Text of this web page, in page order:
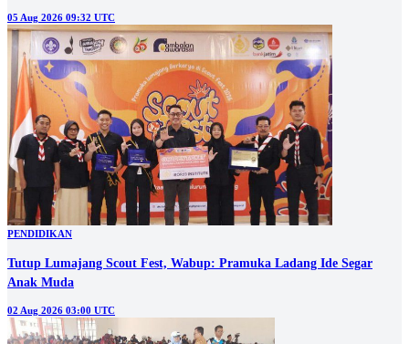
05 Aug 2026 09:32 UTC
PENDIDIKAN
Tutup Lumajang Scout Fest, Wabup: Pramuka Ladang Ide Segar
Anak Muda
02 Aug 2026 03:00 UTC